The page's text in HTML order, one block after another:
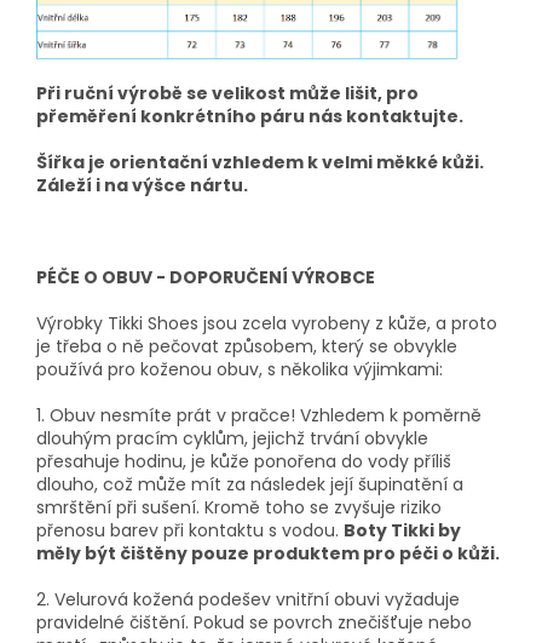
Při ruční výrobě se velikost může lišit, pro
přeměření konkrétního páru nás kontaktujte.
Šířka je orientační vzhledem k velmi měkké kůži.
Záleží i na výšce nártu.
PÉČE O OBUV - DOPORUČENÍ VÝROBCE
Výrobky Tikki Shoes jsou zcela vyrobeny z kůže, a proto
je třeba o ně pečovat způsobem, který se obvykle
používá pro koženou obuv, s několika výjimkami:
1. Obuv nesmíte prát v pračce! Vzhledem k poměrně
dlouhým pracím cyklům, jejichž trvání obvykle
přesahuje hodinu, je kůže ponořena do vody příliš
dlouho, což může mít za následek její šupinatění a
smrštění při sušení. Kromě toho se zvyšuje riziko
přenosu barev při kontaktu s vodou. Boty Tikki by
měly být čištěny pouze produktem pro péči o kůži.
2. Velurová kožená podešev vnitřní obuvi vyžaduje
pravidelné čištění. Pokud se povrch znečišťuje nebo